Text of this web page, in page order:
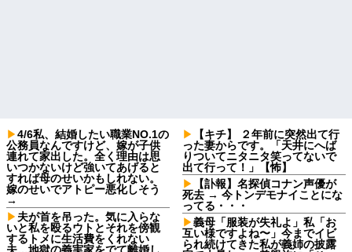
4/6私、結婚したい職業NO.1の
公務員なんですけど、嫁が子供
連れて家出した。全く理由は思
いつかないけど強いてあげると
すれば母のせいかもしれない。
嫁のせいでアトピー悪化しそう
→
夫が首を吊った。気に入らな
いと私を殴るウトとそれを傍観
するトメに生活費をくれない
【キチ】 ２年前に突然出て行
った妻からです。「天井にへば
りついてニタニタ笑ってないで
出て行って！」【怖】
【訃報】名探偵コナン声優が
死去 → 今トンデモナイことにな
ってる・・・
義母「服装が失礼よ」私「お
互い様ですよね〜」今までイビ
られ続けてきた私が義姉の披露